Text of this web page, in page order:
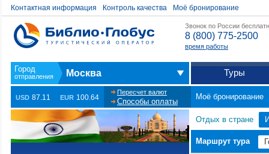
Контактная информация Контроль качества Моё бронирование
Звонок по России
8 (800) 775-2500
время работы
Москва Туры
USD 87.11 EUR 100.64
Пересчет валют
Способы оплаты
Моё бронирование
Отдых в стране
Маршрут тура